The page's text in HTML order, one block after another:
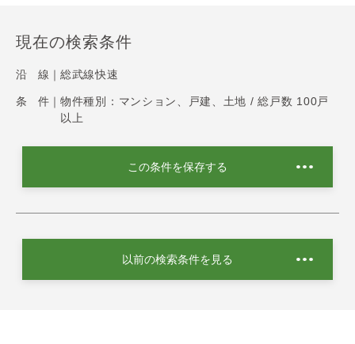
現在の検索条件
沿 線｜ 総武線快速
条 件｜ 物件種別：マンション、戸建、土地 / 総戸数 100戸
以上
この条件を保存する
以前の検索条件を見る